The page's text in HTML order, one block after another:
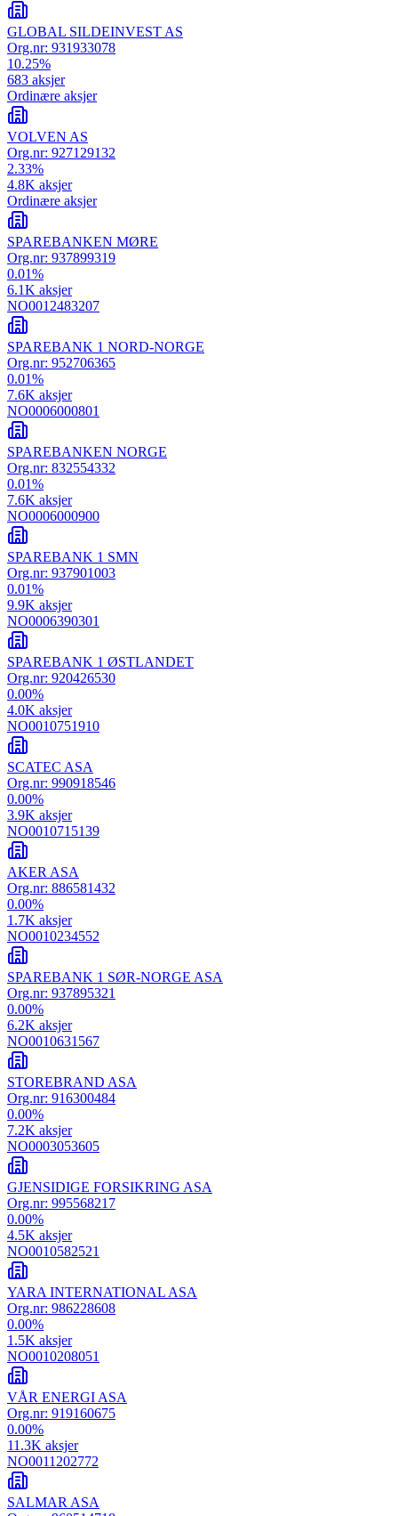
GLOBAL SILDEINVEST AS
Org.nr: 931933078
10.25%
683 aksjer
Ordinære aksjer
VOLVEN AS
Org.nr: 927129132
2.33%
4.8K aksjer
Ordinære aksjer
SPAREBANKEN MØRE
Org.nr: 937899319
0.01%
6.1K aksjer
NO0012483207
SPAREBANK 1 NORD-NORGE
Org.nr: 952706365
0.01%
7.6K aksjer
NO0006000801
SPAREBANKEN NORGE
Org.nr: 832554332
0.01%
7.6K aksjer
NO0006000900
SPAREBANK 1 SMN
Org.nr: 937901003
0.01%
9.9K aksjer
NO0006390301
SPAREBANK 1 ØSTLANDET
Org.nr: 920426530
0.00%
4.0K aksjer
NO0010751910
SCATEC ASA
Org.nr: 990918546
0.00%
3.9K aksjer
NO0010715139
AKER ASA
Org.nr: 886581432
0.00%
1.7K aksjer
NO0010234552
SPAREBANK 1 SØR-NORGE ASA
Org.nr: 937895321
0.00%
6.2K aksjer
NO0010631567
STOREBRAND ASA
Org.nr: 916300484
0.00%
7.2K aksjer
NO0003053605
GJENSIDIGE FORSIKRING ASA
Org.nr: 995568217
0.00%
4.5K aksjer
NO0010582521
YARA INTERNATIONAL ASA
Org.nr: 986228608
0.00%
1.5K aksjer
NO0010208051
VÅR ENERGI ASA
Org.nr: 919160675
0.00%
11.3K aksjer
NO0011202772
SALMAR ASA